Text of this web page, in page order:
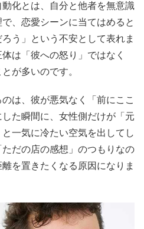
化とは、自分と他者を無意識
、恋愛シーンに当てはめると
う」という不安として表れま
は「彼への怒り」ではなく
が多いのです。
は、彼が悪気なく「前にここ
た瞬間に、女性側だけが「元
一気に冷たい空気を出してし
だの店の感想」のつもりなの
を置きたくなる原因になりま